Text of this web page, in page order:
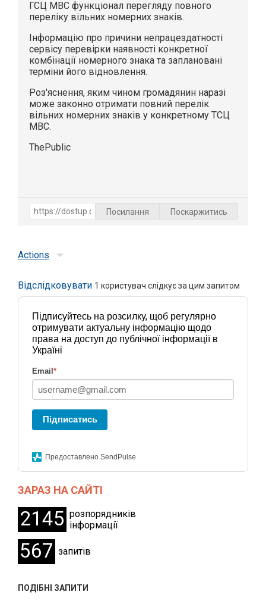
ГСЦ МВС функціонал перегляду повного
переліку вільних номерних знаків.
Інформацію про причини непрацездатності
сервісу перевірки наявності конкретної
комбінації номерного знака та заплановані
терміни його відновлення.
Роз'яснення, яким чином громадянин наразі
може законно отримати повний перелік
вільних номерних знаків у конкретному ТСЦ
МВС.
ThePublic
Посилання Поскаржитись
Actions
Відслідковувати 1 користувач слідкує за цим запитом
Підписуйтесь на розсилку, щоб регулярно
отримувати актуальну інформацію щодо
права на доступ до публічної інформації в
Україні
Email *
Підписатись
Предоставлено SendPulse
ЗАРАЗ НА САЙТІ
2145 розпорядників
інформації
567 запитів
ПОДІБНІ ЗАПИТИ